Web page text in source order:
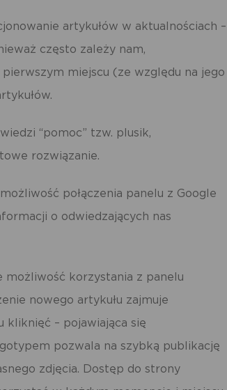
artykułów w aktualnościach –
często zależy nam,
miejscu (ze względu na jego
“pomoc” tzw. plusik,
rozwiązanie.
połączenia panelu z Google
o odwiedzających nas
możliwość korzystania z panelu
nowego artykułu zajmuje
– pojawiająca się
pozwala na szybką publikację
zdjęcia. Dostęp do strony